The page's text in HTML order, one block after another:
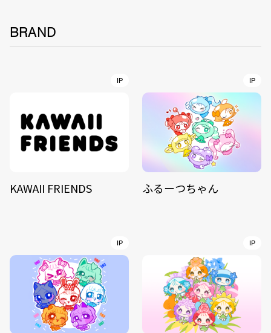
BRAND
IP
KAWAII FRIENDS
IP
ふるーつちゃん
IP IP